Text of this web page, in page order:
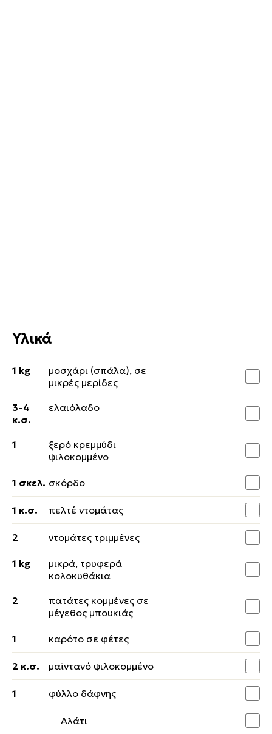
Υλικά
1 kg
μοσχάρι (σπάλα), σε
μικρές μερίδες
3-4
κ.σ.
ελαιόλαδο
1
ξερό κρεμμύδι
ψιλοκομμένο
1 σκελ. σκόρδο
1 κ.σ. πελτέ ντομάτας
2 ντομάτες τριμμένες
1 kg
μικρά, τρυφερά
κολοκυθάκια
2
πατάτες κομμένες σε
μέγεθος μπουκιάς
1 καρότο σε φέτες
2 κ.σ. μαϊντανό ψιλοκομμένο
1 φύλλο δάφνης
Αλάτι